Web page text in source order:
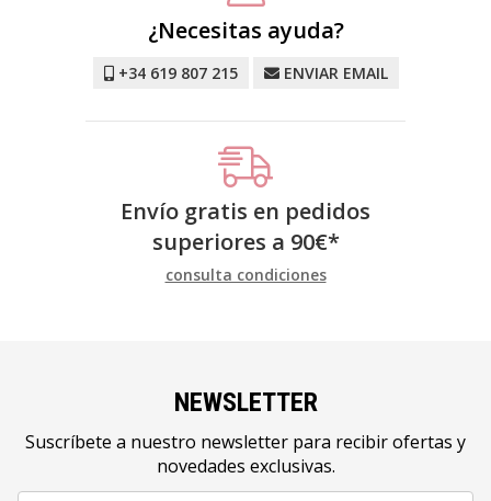
¿Necesitas ayuda?
+34 619 807 215 ENVIAR EMAIL
Envío gratis en pedidos
superiores a 90€*
consulta condiciones
NEWSLETTER
Suscríbete a nuestro newsletter para recibir ofertas y
novedades exclusivas.